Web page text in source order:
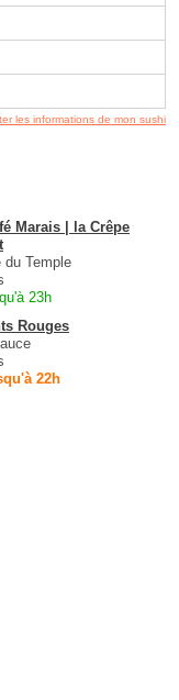
les informations de mon sushi
Marais | la Crêpe
du Temple
23h
Rouges
22h